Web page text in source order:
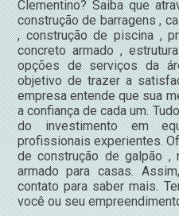
Clementino? Saiba que
construção de barragens ,
, construção de piscina ,
concreto armado ,
opções de serviços da
objetivo de trazer a
empresa entende que sua
a confiança de cada um.
do investimento em
profissionais experientes.
de construção de galpão ,
armado para casas.
contato para saber mais.
você ou seu